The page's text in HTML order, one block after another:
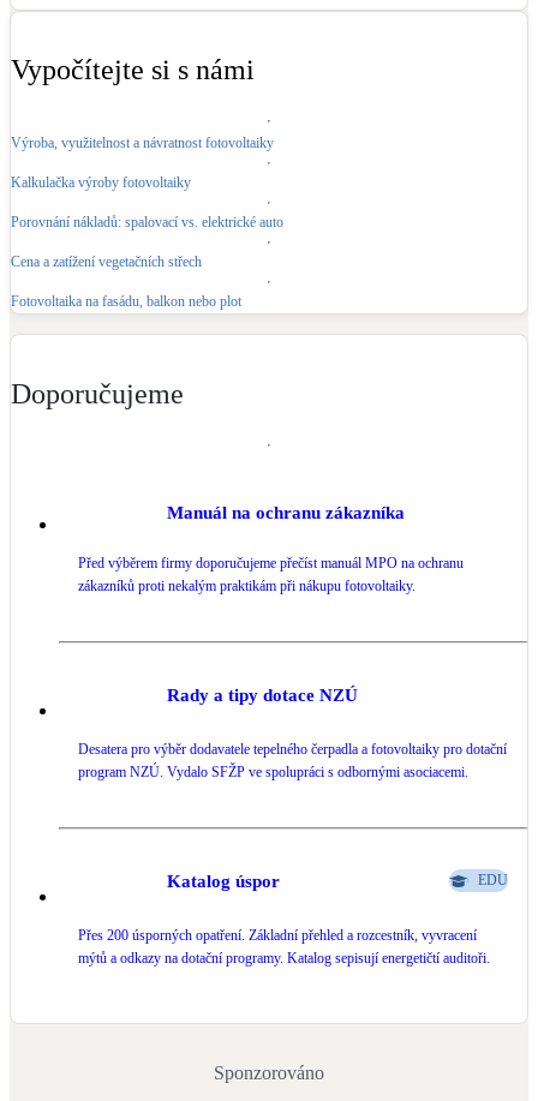
Vypočítejte si s námi
Výroba, využitelnost a návratnost fotovoltaiky
Kalkulačka výroby fotovoltaiky
Porovnání nákladů: spalovací vs. elektrické auto
Cena a zatížení vegetačních střech
Fotovoltaika na fasádu, balkon nebo plot
Doporučujeme
Manuál na ochranu zákazníka
Před výběrem firmy doporučujeme přečíst manuál MPO na ochranu
zákazníků proti nekalým praktikám při nákupu fotovoltaiky.
Rady a tipy dotace NZÚ
Desatera pro výběr dodavatele tepelného čerpadla a fotovoltaiky pro dotační
program NZÚ. Vydalo SFŽP ve spolupráci s odbornými asociacemi.
Katalog úspor EDU
Přes 200 úsporných opatření. Základní přehled a rozcestník, vyvracení
mýtů a odkazy na dotační programy. Katalog sepisují energetičtí auditoři.
Sponzorováno